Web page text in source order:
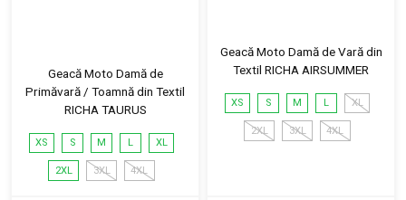
Geacă Moto Damă de
Primăvară / Toamnă din Textil
RICHA TAURUS
XS S M L XL
2XL 3XL 4XL
Geacă Moto Damă de Vară din
Textil RICHA AIRSUMMER
XS S M L XL
2XL 3XL 4XL